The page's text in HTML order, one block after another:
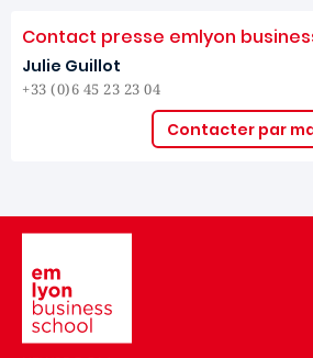
Contact presse emlyon
Julie Guillot
+33 (0)6 45 23 23 04
Contacter par